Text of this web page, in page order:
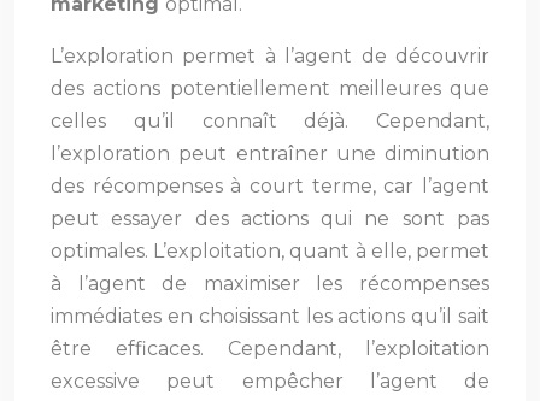
L’exploration permet à l’agent de découvrir
des actions potentiellement meilleures que
celles qu’il connaît déjà. Cependant,
l’exploration peut entraîner une diminution
des récompenses à court terme, car l’agent
peut essayer des actions qui ne sont pas
optimales. L’exploitation, quant à elle, permet
à l’agent de maximiser les récompenses
immédiates en choisissant les actions qu’il sait
être efficaces. Cependant, l’exploitation
excessive peut empêcher l’agent de